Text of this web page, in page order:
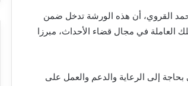
القروي، أن هذه الورشة تدخل ضمن
العاملة في مجال قضاء الأحداث، مبرزا
إلى الرعاية والدعم والعمل على